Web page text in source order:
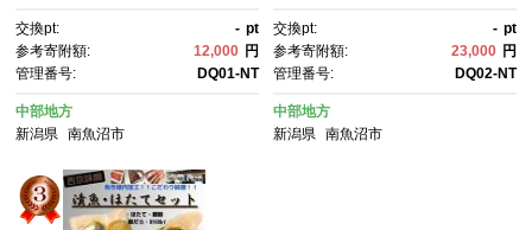
り 和え物 ごはんのお供 食品】
交換pt: - pt
参考寄附額:
12,000 円
管理番号:
DQ01-NT
中部地方
新潟県
南魚沼市
り 和え物 ごはんのお供 食品】
交換pt: - pt
参考寄附額:
23,000 円
管理番号:
DQ02-NT
中部地方
新潟県 南魚沼市